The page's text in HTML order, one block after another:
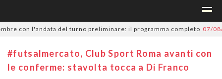
l'andata del turno preliminare: il programma completo 07/08/
#futsalmercato, Club Sport Roma avanti con
le conferme: stavolta tocca a Di Franco